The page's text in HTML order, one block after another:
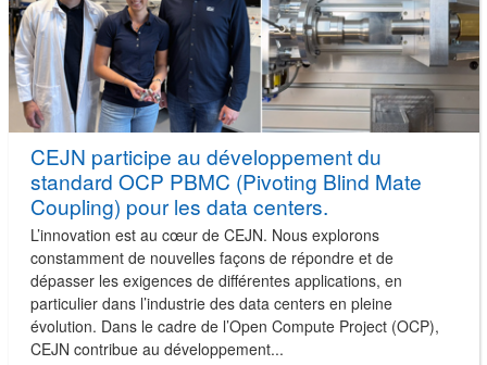
CEJN participe au développement du
standard OCP PBMC (Pivoting Blind Mate
Coupling) pour les data centers.
L’innovation est au cœur de CEJN. Nous explorons
constamment de nouvelles façons de répondre et de
dépasser les exigences de différentes applications, en
particulier dans l’industrie des data centers en pleine
évolution. Dans le cadre de l’Open Compute Project (OCP),
CEJN contribue au développement...